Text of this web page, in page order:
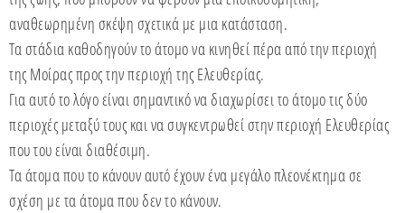
αναθεωρημένη σκέψη σχετικά με μια κατάσταση.
Τα στάδια καθοδηγούν το άτομο να κινηθεί πέρα από την περιοχή
της Μοίρας προς την περιοχή της Ελευθερίας.
Για αυτό το λόγο είναι σημαντικό να διαχωρίσει το άτομο τις δύο
περιοχές μεταξύ τους και να συγκεντρωθεί στην περιοχή Ελευθερίας
που του είναι διαθέσιμη.
Τα άτομα που το κάνουν αυτό έχουν ένα μεγάλο πλεονέκτημα σε
σχέση με τα άτομα που δεν το κάνουν.